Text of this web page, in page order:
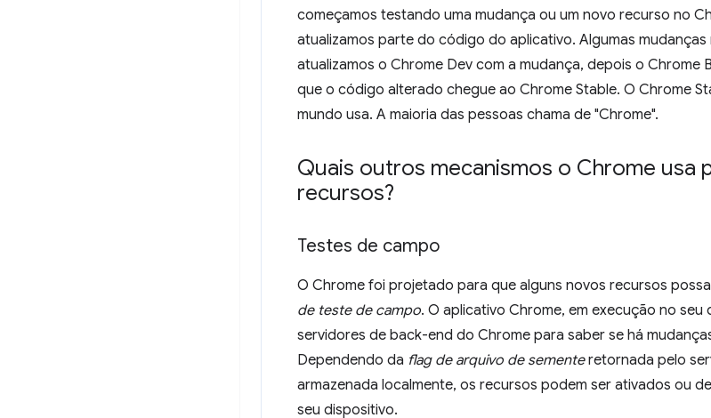
começamos testando uma mudança ou um novo recurso no
atualizamos parte do código do aplicativo. Algumas
atualizamos o Chrome Dev com a mudança, depois o Chrome
que o código alterado chegue ao Chrome Stable. O Chrome
mundo usa. A maioria das pessoas chama de "Chrome".
Quais outros mecanismos o Chrome usa
recursos?
Testes de campo
O Chrome foi projetado para que alguns novos recursos
de teste de campo. O aplicativo Chrome, em execução no
servidores de back-end do Chrome para saber se há
Dependendo da flag de arquivo de sementeretornada pelo
armazenada localmente, os recursos podem ser ativados ou
seu dispositivo.